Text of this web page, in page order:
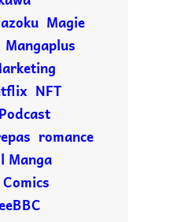
Magie
Mangaplus
NFT
Podcast
romance
Manga